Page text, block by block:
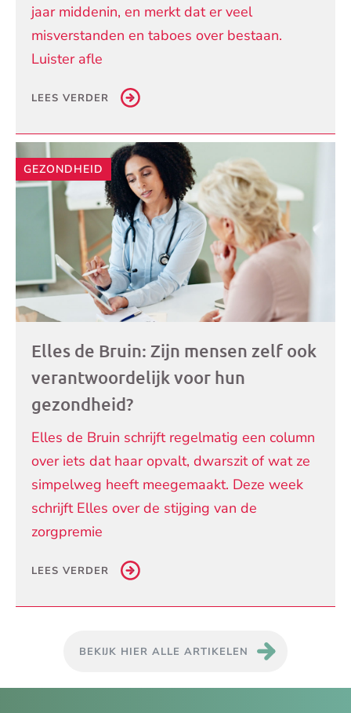
jaar middenin, en merkt dat er veel
misverstanden en taboes over bestaan.
Luister afle
LEES VERDER
GEZONDHEID
Elles de Bruin: Zijn mensen zelf ook
verantwoordelijk voor hun
gezondheid?
Elles de Bruin schrijft regelmatig een column
over iets dat haar opvalt, dwarszit of wat ze
simpelweg heeft meegemaakt. Deze week
schrijft Elles over de stijging van de
zorgpremie
LEES VERDER
BEKIJK HIER ALLE ARTIKELEN